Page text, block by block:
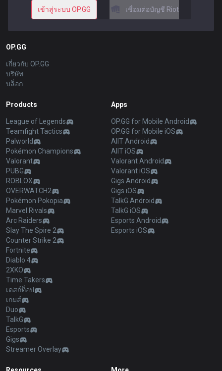
เข้าสู่ระบบ OP.GG เชื่อมต่อบัญชี Riot
OP.GG
เกี่ยวกับ OP.GG
บริษัท
บล็อก
Products
League of Legends
Teamfight Tactics
Palworld
Pokémon Champions
Valorant
PUBG
ROBLOX
OVERWATCH2
Pokémon Pokopia
Marvel Rivals
Arc Raiders
Slay The Spire 2
Counter Strike 2
Fortnite
Diablo 4
2XKO
Time Takers
เดสก์ท็อป
เกมส์
Duo
TalkG
Esports
Gigs
Streamer Overlay
Apps
OP.GG for Mobile Android
OP.GG for Mobile iOS
AllT Android
AllT iOS
Valorant Android
Valorant iOS
Gigs Android
Gigs iOS
TalkG Android
TalkG iOS
Esports Android
Esports iOS